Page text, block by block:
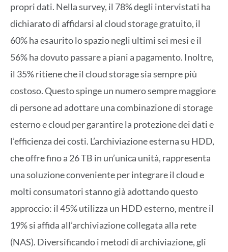
propri dati. Nella survey, il 78% degli intervistati ha
dichiarato di affidarsi al cloud storage gratuito, il
60% ha esaurito lo spazio negli ultimi sei mesi e il
56% ha dovuto passare a piani a pagamento. Inoltre,
il 35% ritiene che il cloud storage sia sempre più
costoso. Questo spinge un numero sempre maggiore
di persone ad adottare una combinazione di storage
esterno e cloud per garantire la protezione dei dati e
l’efficienza dei costi. L’archiviazione esterna su HDD,
che offre fino a 26 TB in un’unica unità, rappresenta
una soluzione conveniente per integrare il cloud e
molti consumatori stanno già adottando questo
approccio: il 45% utilizza un HDD esterno, mentre il
19% si affida all’archiviazione collegata alla rete
(NAS). Diversificando i metodi di archiviazione, gli